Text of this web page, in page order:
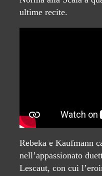
ultime recite.
Rebeka e Kaufmann
nell’appassionato
Lescaut, con cui